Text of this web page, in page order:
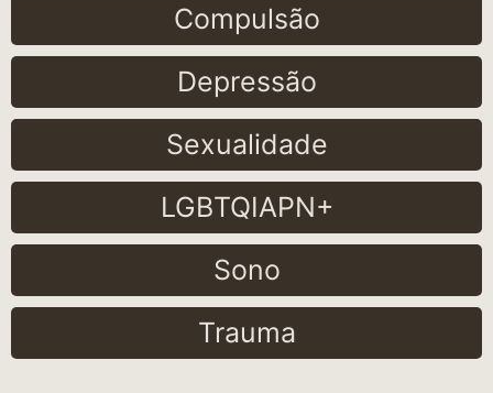
Compulsão
Depressão
Sexualidade
LGBTQIAPN+
Sono
Trauma